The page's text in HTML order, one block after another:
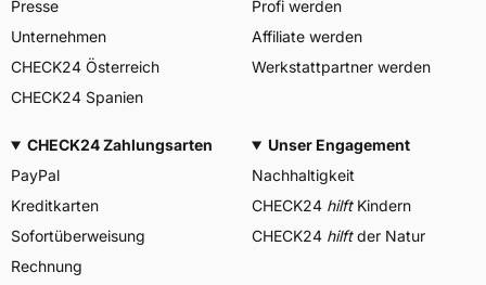
Presse
Unternehmen
CHECK24 Österreich
CHECK24 Spanien
Profi werden
Affiliate werden
Werkstattpartner werden
CHECK24 Zahlungsarten
PayPal
Kreditkarten
Sofortüberweisung
Rechnung
Unser Engagement
Nachhaltigkeit
CHECK24 hilftKindern
CHECK24 hilftder Natur